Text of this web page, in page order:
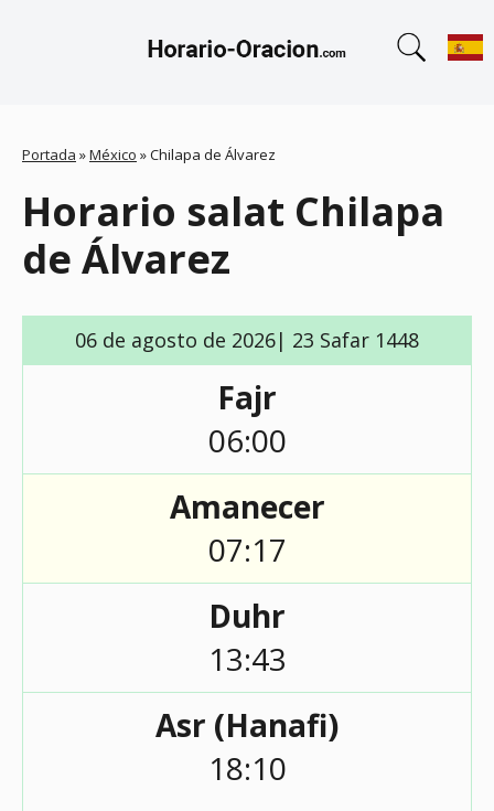
Portada »México »Chilapa de Álvarez
Horario salat Chilapa
de Álvarez
06 de agosto de 2026| 23 Safar 1448
Fajr
06:00
Amanecer
07:17
Duhr
13:43
Asr (Hanafi)
18:10